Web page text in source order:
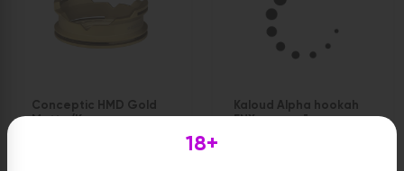
Conceptic HMD Gold
Matte (Контроллер
Kaloud Alpha hookah
FNX золотой
18+